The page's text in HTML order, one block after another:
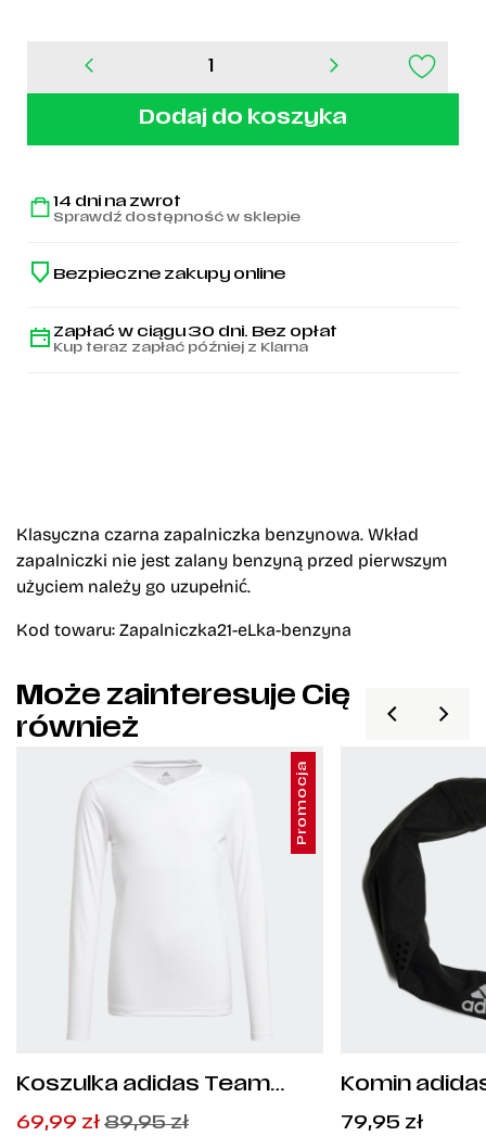
Czarna
zapalniczkaDodaj do koszyka
14 dni na zwrot
Sprawdź dostępność w sklepie
Bezpieczne zakupy online
Zapłać w ciągu 30 dni. Bez opłat
Kup teraz zapłać później z Klarna
Klasyczna czarna zapalniczka benzynowa. Wkład
zapalniczki nie jest zalany benzyną przed pierwszym
użyciem należy go uzupełnić.
Kod towaru: Zapalniczka21-eLka-benzyna
Może zainteresuje Cię
również
Promocja
Koszulka adidas Team
Pierwotna
Aktualna
69,99 zł 89,95zł
Komin
79,95 zł